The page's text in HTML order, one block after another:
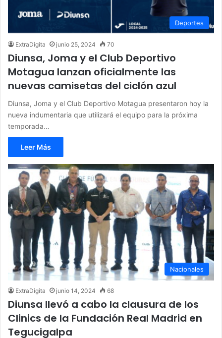
Deportes
ExtraDigita junio 25, 2024 70
Diunsa, Joma y el Club Deportivo
Motagua lanzan oficialmente las
nuevas camisetas del ciclón azul
Diunsa, Joma y el Club Deportivo Motagua presentaron hoy la
nueva indumentaria que utilizará el equipo para la próxima
temporada…
Leer Más
Nacionales
ExtraDigita junio 14, 2024 68
Diunsa llevó a cabo la clausura de los
Clinics de la Fundación Real Madrid en
Tegucigalpa